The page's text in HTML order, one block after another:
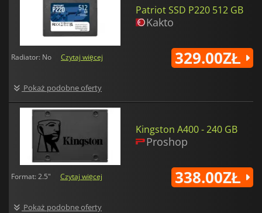
Patriot SSD P220 512 GB
Kakto
Radiator: No Czytaj więcej
Pokaż podobne oferty
329.00ZŁ
Kingston A400 - 240 GB
Proshop
Format: 2.5" Czytaj więcej
Pokaż podobne oferty
338.00ZŁ